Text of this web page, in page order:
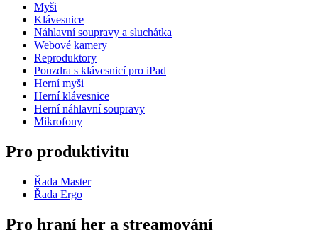
Myši
Klávesnice
Náhlavní soupravy a sluchátka
Webové kamery
Reproduktory
Pouzdra s klávesnicí pro iPad
Herní myši
Herní klávesnice
Herní náhlavní soupravy
Mikrofony
Pro produktivitu
Řada Master
Řada Ergo
Pro hraní her a streamování